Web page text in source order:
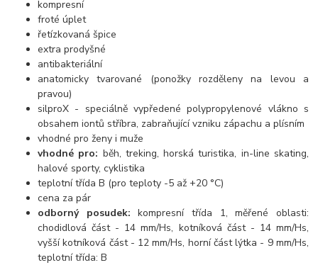
kompresní
froté úplet
řetízkovaná špice
extra prodyšné
antibakteriální
anatomicky tvarované (ponožky rozděleny na levou a
pravou)
silproX - speciálně vypředené polypropylenové vlákno s
obsahem iontů stříbra, zabraňující vzniku zápachu a plísním
vhodné pro ženy i muže
vhodné pro: běh, treking, horská turistika, in-line skating,
halové sporty, cyklistika
teplotní třída B (pro teploty -5 až +20 °C)
cena za pár
odborný posudek: kompresní třída 1, měřené oblasti:
chodidlová část - 14 mm/Hs, kotníková část - 14 mm/Hs,
vyšší kotníková část - 12 mm/Hs, horní část lýtka - 9 mm/Hs,
teplotní třída: B